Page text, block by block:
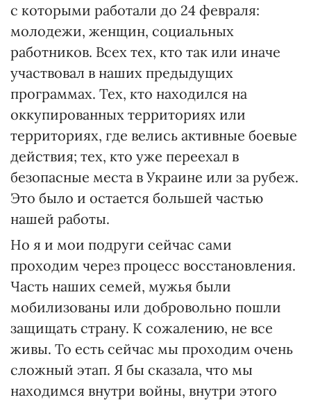
с которыми работали до 24 февраля:
молодежи, женщин, социальных
работников. Всех тех, кто так или иначе
участвовал в наших предыдущих
программах. Тех, кто находился на
оккупированных территориях или
территориях, где велись активные боевые
действия; тех, кто уже переехал в
безопасные места в Украине или за рубеж.
Это было и остается большей частью
нашей работы.
Но я и мои подруги сейчас сами
проходим через процесс восстановления.
Часть наших семей, мужья были
мобилизованы или добровольно пошли
защищать страну. К сожалению, не все
живы. То есть сейчас мы проходим очень
сложный этап. Я бы сказала, что мы
находимся внутри войны, внутри этого